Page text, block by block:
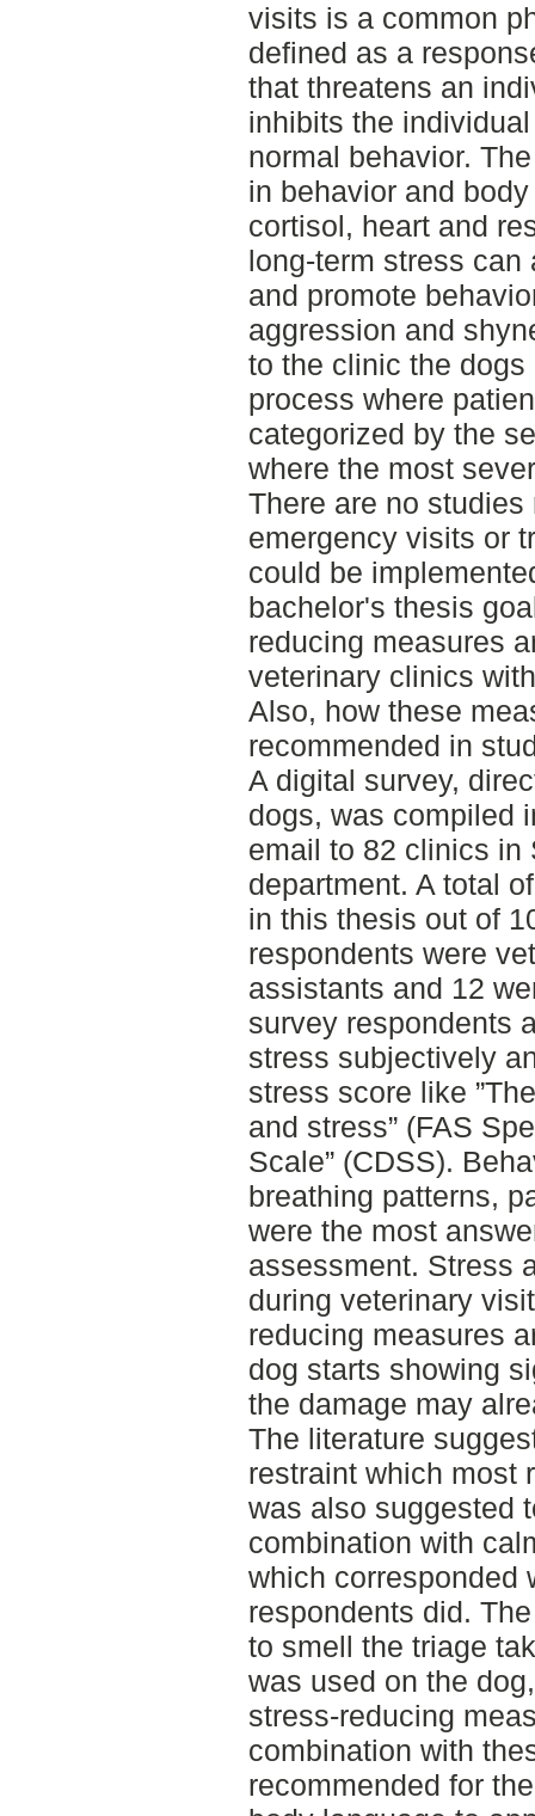
visits is a common
defined as a
that threatens an
inhibits the
normal behavior.
in behavior and
cortisol, heart and
long-term stress can
and promote
aggression and
to the clinic the
process where
categorized by the
where the most
There are no studies
emergency visits or
could be
bachelor's thesis
reducing measures
veterinary clinics
Also, how these
recommended in
A digital survey,
dogs, was compiled
email to 82 clinics in
department. A total
in this thesis out of
respondents were
assistants and 12
survey respondents
stress subjectively
stress score like
and stress” (FAS
Scale” (CDSS).
breathing patterns,
were the most
assessment. Stress
during veterinary
reducing measures
dog starts showing
the damage may
The literature
restraint which most
was also suggested
combination with
which corresponded
respondents did.
to smell the triage
was used on the
stress-reducing
combination with
recommended for